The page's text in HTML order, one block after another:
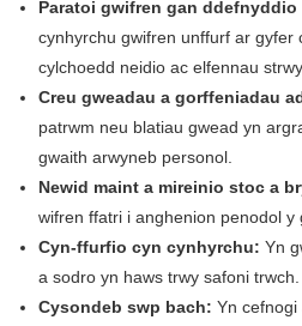
Paratoi gwifren gan
cynhyrchu gwifren unffurf ar gyfer
cylchoedd neidio ac elfennau
Creu gweadau a gorffeniadau
patrwm neu blatiau gwead yn
gwaith arwyneb personol.
Newid maint a mireinio stoc a
wifren ffatri i anghenion penodol y
Cyn-ffurfio cyn cynhyrchu: Yn
a sodro yn haws trwy safoni trwch.
Cysondeb swp bach: Yn cefnogi